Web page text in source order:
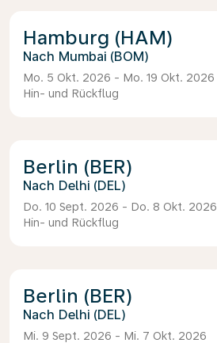
Hamburg (HAM)
Mumbai (BOM)
Mo. 5 Okt. 2026 - Mo. 19 Okt. 2026
Hin- und Rückflug
Berlin (BER)
Delhi (DEL)
Do. 10 Sept. 2026 - Do. 8 Okt. 2026
Hin- und Rückflug
Berlin (BER)
Delhi (DEL)
Mi. 9 Sept. 2026 - Mi. 7 Okt. 2026